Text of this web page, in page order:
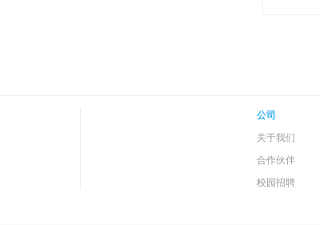
公司
关于我们
合作伙伴
校园招聘